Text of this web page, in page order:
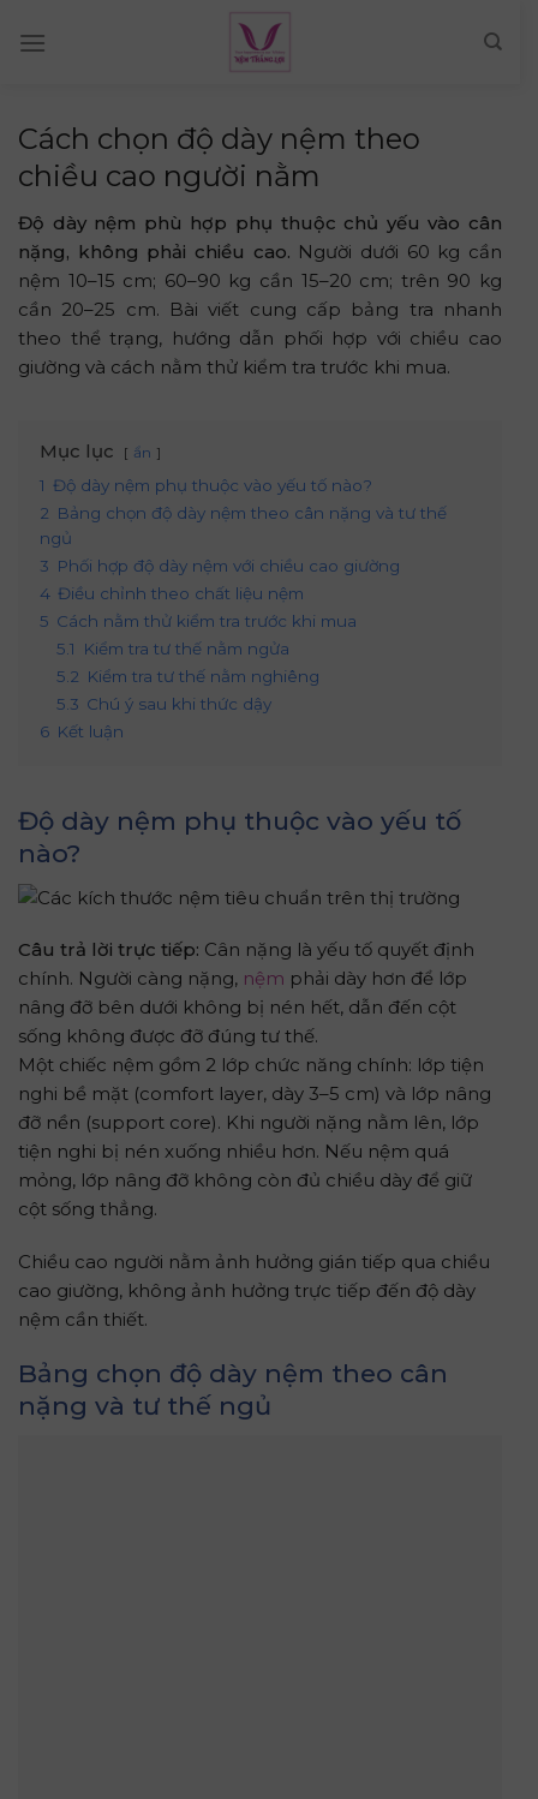
Cách chọn độ dày nệm theo
chiều cao người nằm
Độ dày nệm phù hợp phụ thuộc chủ yếu vào cân
nặng, không phải chiều cao. Người dưới 60 kg cần
nệm 10–15 cm; 60–90 kg cần 15–20 cm; trên 90 kg
cần 20–25 cm. Bài viết cung cấp bảng tra nhanh
theo thể trạng, hướng dẫn phối hợp với chiều cao
giường và cách nằm thử kiểm tra trước khi mua.
Mục lục ẩn
1 Độ dày nệm phụ thuộc vào yếu tố nào?
2 Bảng chọn độ dày nệm theo cân nặng và tư thế
ngủ
3 Phối hợp độ dày nệm với chiều cao giường
4 Điều chỉnh theo chất liệu nệm
5 Cách nằm thử kiểm tra trước khi mua
5.1
Kiểm tra tư thế nằm ngửa
5.2 Kiểm tra tư thế nằm nghiêng
5.3 Chú ý sau khi thức dậy
6 Kết luận
Độ dày nệm phụ thuộc vào yếu tố
nào?
Câu trả lời trực tiếp: Cân nặng là yếu tố quyết định
chính. Người càng nặng, nệm phải dày hơn để lớp
nâng đỡ bên dưới không bị nén hết, dẫn đến cột
sống không được đỡ đúng tư thế.
Một chiếc nệm gồm 2 lớp chức năng chính: lớp tiện
nghi bề mặt (comfort layer, dày 3–5 cm) và lớp nâng
đỡ nền (support core). Khi người nặng nằm lên, lớp
tiện nghi bị nén xuống nhiều hơn. Nếu nệm quá
mỏng, lớp nâng đỡ không còn đủ chiều dày để giữ
cột sống thẳng.
Chiều cao người nằm ảnh hưởng gián tiếp qua chiều
cao giường, không ảnh hưởng trực tiếp đến độ dày
nệm cần thiết.
Bảng chọn độ dày nệm theo cân
nặng và tư thế ngủ